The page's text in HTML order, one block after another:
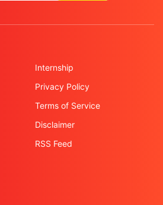
Internship
Privacy Policy
Terms of Service
Disclaimer
RSS Feed